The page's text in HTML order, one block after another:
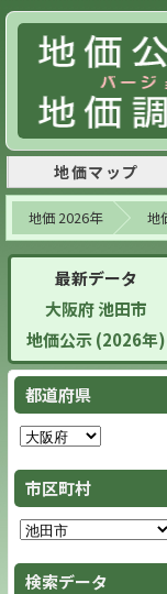
地価マップ
地価 2026年 地
最新データ
大阪府 池田市
地価公示 (2026年)
都道府県
市区町村
検索データ